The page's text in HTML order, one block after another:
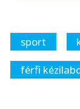
sport
férfi